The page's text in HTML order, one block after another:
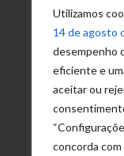
Utilizamos
14 de agosto
desempenho
eficiente e
aceitar ou
concorda com
Portal
Acesso
Dados